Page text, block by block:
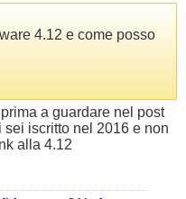
4.12 e come posso
a guardare nel post
sei iscritto nel 2016 e non
alla 4.12